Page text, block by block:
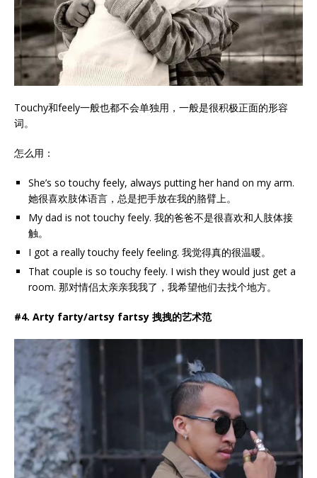
Touchy和feely一般也都不会单独用，一般是很积极正面的形容
词。
怎么用：
She’s so touchy feely, always putting her hand on my arm.
她很喜欢肢体语言，总是把手放在我的胳臂上。
My dad is not touchy feely. 我的爸爸不是很喜欢和人肢体接
触。
I got a really touchy feely feeling. 我觉得真的很温暖。
That couple is so touchy feely. I wish they would just get a
room. 那对情侣太亲亲我我了，我希望他们去找个地方。
#4. Arty farty/artsy fartsy 拽拽的艺术范